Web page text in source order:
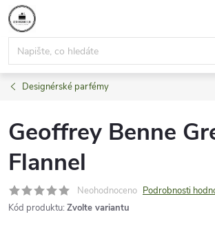
Přejít
na
obsah
Designérské parfémy
Geoffrey Benne
Flannel
Neohodnoceno Podrobnosti
Kód produktu: Zvolte variantu